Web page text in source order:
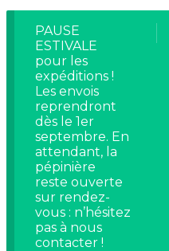
PAUSE
ESTIVALE
pour les
expéditions !
Les envois
reprendront
dès le 1er
septembre. En
attendant, la
pépinière
reste ouverte
sur rendez-
vous : n’hésitez
pas à nous
contacter !